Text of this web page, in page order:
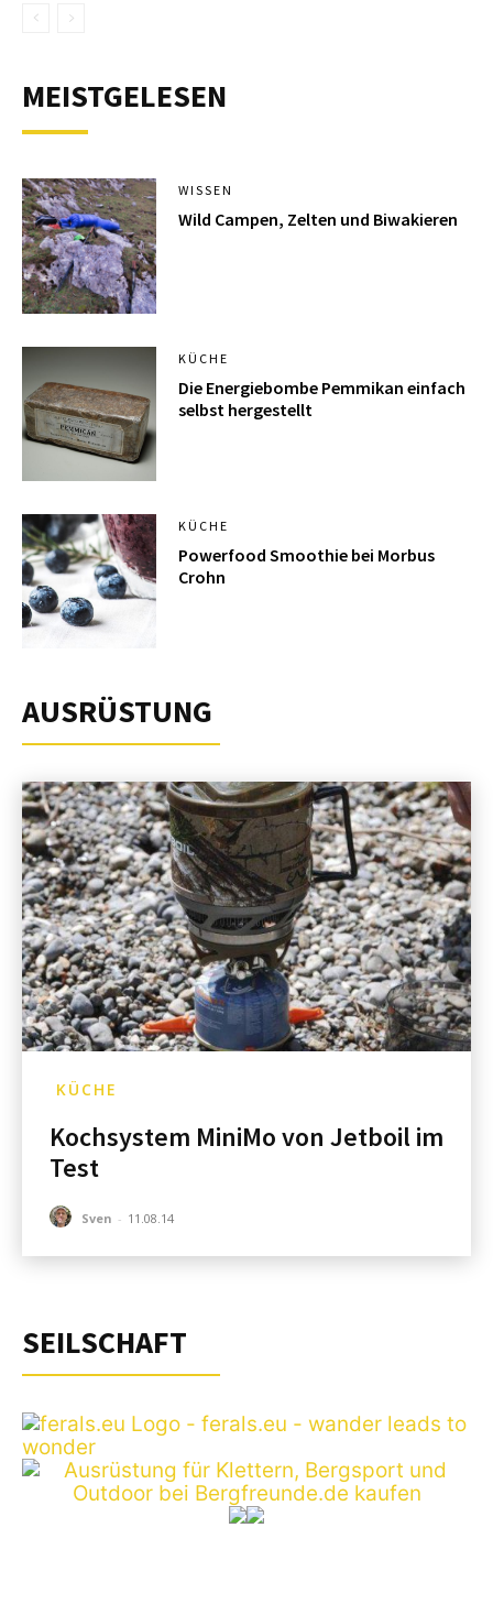
MEISTGELESEN
WISSEN
Wild Campen, Zelten und Biwakieren
KÜCHE
Die Energiebombe Pemmikan einfach
selbst hergestellt
KÜCHE
Powerfood Smoothie bei Morbus
Crohn
AUSRÜSTUNG
KÜCHE
Kochsystem MiniMo von Jetboil im
Test
Sven - 11.08.14
SEILSCHAFT